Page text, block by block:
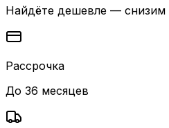
Найдёте дешевле — снизим
Рассрочка
До 36 месяцев